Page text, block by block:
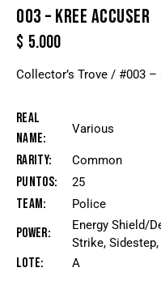
003 – KREE ACCUSER
$ 5.000
Collector’s Trove / #003 –
Real
Name
Various
Rarity Common
Puntos 25
Team Police
Power
Energy Shield/
Strike,
Lote A